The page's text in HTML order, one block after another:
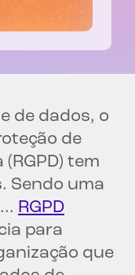
de dados, o
de
tem
Sendo uma
RGPD
para
que